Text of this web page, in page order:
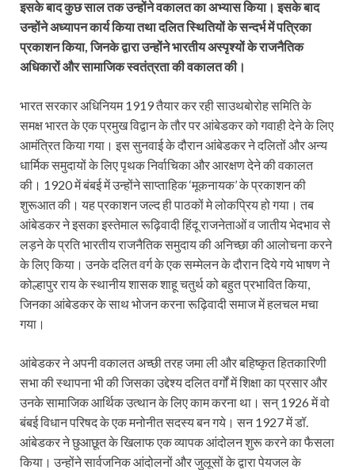
इसके बाद कुछ साल तक उन्होंने वकालत का अभ्यास किया। इसके बाद
उन्होंने अध्यापन कार्य किया तथा दलित स्थितियों के सन्दर्भ में पत्रिका
प्रकाशन किया, जिनके द्वारा उन्होंने भारतीय अस्पृश्यों के राजनैतिक
अधिकारों और सामाजिक स्वतंत्रता की वकालत की।
भारत सरकार अधिनियम 1919 तैयार कर रही साउथबोरोह समिति के
समक्ष भारत के एक प्रमुख विद्वान के तौर पर आंबेडकर को गवाही देने के लिए
आमंत्रित किया गया। इस सुनवाई के दौरान आंबेडकर ने दलितों और अन्य
धार्मिक समुदायों के लिए पृथक निर्वाचिका और आरक्षण देने की वकालत
की। 1920 में बंबई में उन्होंने साप्ताहिक ‘मूकनायक’ के प्रकाशन की
शुरूआत की। यह प्रकाशन जल्द ही पाठकों मे लोकप्रिय हो गया। तब
आंबेडकर ने इसका इस्तेमाल रूढ़िवादी हिंदू राजनेताओं व जातीय भेदभाव से
लड़ने के प्रति भारतीय राजनैतिक समुदाय की अनिच्छा की आलोचना करने
के लिए किया। उनके दलित वर्ग के एक सम्मेलन के दौरान दिये गये भाषण ने
कोल्हापुर राय के स्थानीय शासक शाहू चतुर्थ को बहुत प्रभावित किया,
जिनका आंबेडकर के साथ भोजन करना रूढ़िवादी समाज में हलचल मचा
गया।
आंबेडकर ने अपनी वकालत अच्छी तरह जमा ली और बहिष्कृत हितकारिणी
सभा की स्थापना भी की जिसका उद्देश्य दलित वर्गों में शिक्षा का प्रसार और
उनके सामाजिक आर्थिक उत्थान के लिए काम करना था। सन् 1926 में वो
बंबई विधान परिषद के एक मनोनीत सदस्य बन गये। सन 1927 में डॉ.
आंबेडकर ने छुआछूत के खिलाफ एक व्यापक आंदोलन शुरू करने का फैसला
किया। उन्होंने सार्वजनिक आंदोलनों और जुलूसों के द्वारा पेयजल के